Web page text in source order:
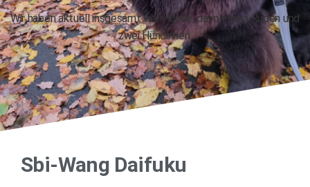
Wir haben aktuell insgesamt vier Hunde, davon zwei Rüden und
zwei Hündinnen.
Sbi-Wang Daifuku